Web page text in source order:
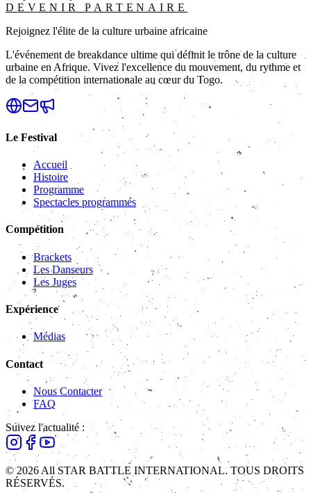
DEVENIR PARTENAIRE
Rejoignez l'élite de la culture urbaine africaine
L'événement de breakdance ultime qui définit le trône de la culture
urbaine en Afrique. Vivez l'excellence du mouvement, du rythme et
de la compétition internationale au cœur du Togo.
Le Festival
Accueil
Histoire
Programme
Spectacles programmés
Compétition
Brackets
Les Danseurs
Les Juges
Expérience
Médias
Contact
Nous Contacter
FAQ
Suivez l'actualité :
© 2026 All STAR BATTLE INTERNATIONAL. TOUS DROITS
RÉSERVÉS.